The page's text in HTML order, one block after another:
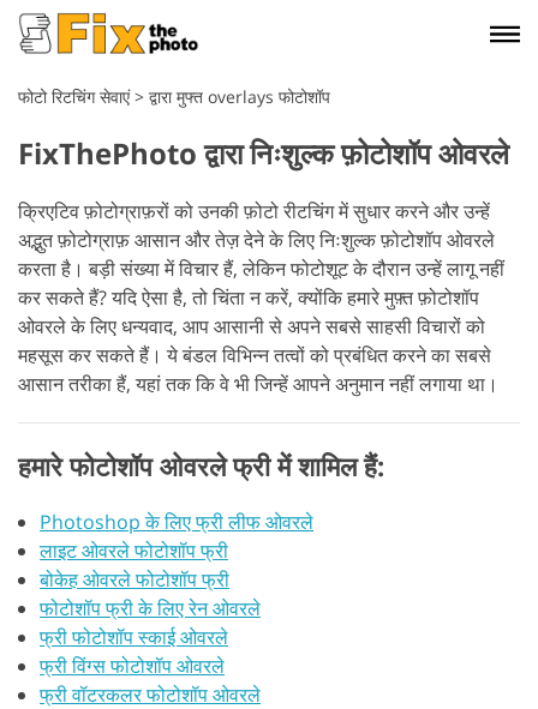
फोटो रिटचिंग सेवाएं> द्वारा मुफ्त overlays फोटोशॉप
FixThePhoto द्वारा निःशुल्क फ़ोटोशॉप ओवरले
क्रिएटिव फ़ोटोग्राफ़रों को उनकी फ़ोटो रीटचिंग में सुधार करने और उन्हें
अद्भुत फ़ोटोग्राफ़ आसान और तेज़ देने के लिए निःशुल्क फ़ोटोशॉप ओवरले
करता है। बड़ी संख्या में विचार हैं, लेकिन फोटोशूट के दौरान उन्हें लागू नहीं
कर सकते हैं? यदि ऐसा है, तो चिंता न करें, क्योंकि हमारे मुफ़्त फ़ोटोशॉप
ओवरले के लिए धन्यवाद, आप आसानी से अपने सबसे साहसी विचारों को
महसूस कर सकते हैं। ये बंडल विभिन्न तत्वों को प्रबंधित करने का सबसे
आसान तरीका हैं, यहां तक कि वे भी जिन्हें आपने अनुमान नहीं लगाया था।
हमारे फोटोशॉप ओवरले फ्री में शामिल हैं:
Photoshop के लिए फ्री लीफ ओवरले
लाइट ओवरले फोटोशॉप फ्री
बोकेह ओवरले फोटोशॉप फ्री
फोटोशॉप फ्री के लिए रेन ओवरले
फ्री फोटोशॉप स्काई ओवरले
फ्री विंग्स फोटोशॉप ओवरले
फ्री वॉटरकलर फोटोशॉप ओवरले